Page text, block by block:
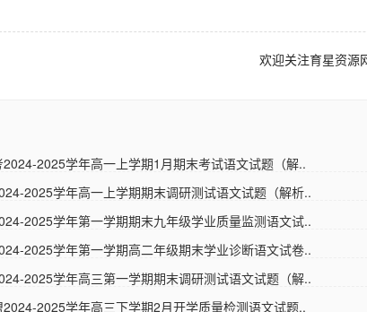
欢迎关注育星资源
2025学年高一上学期1月期末考试语文试题（解..
2025学年高一上学期期末调研测试语文试题（解析..
2025学年第一学期期末九年级学业质量监测语文试..
2025学年第一学期高二年级期末学业诊断语文试卷..
2025学年高三第一学期期末调研测试语文试题（解..
2025学年高三下学期2月开学质量检测语文试题..